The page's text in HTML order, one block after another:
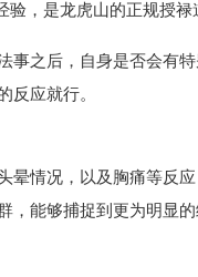
，是龙虎山的正规授禄
之后，自身是否会有
反应就行。
情况，以及胸痛等反
，能够捕捉到更为明显